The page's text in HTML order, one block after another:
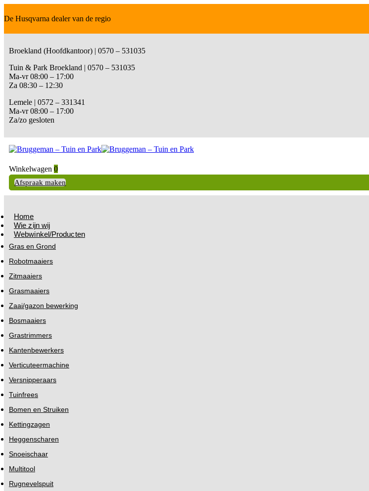
De Husqvarna dealer van de regio
Broekland (Hoofdkantoor) | 0570 – 531035
Tuin & Park Broekland | 0570 – 531035
Ma-vr 08:00 – 17:00
Za 08:30 – 12:30
Lemele | 0572 – 331341
Ma-vr 08:00 – 17:00
Za/zo gesloten
Winkelwagen 0
Afspraak maken
Home
Wie zijn wij
Webwinkel/Producten
Gras en Grond
Robotmaaiers
Zitmaaiers
Grasmaaiers
Zaai/gazon bewerking
Bosmaaiers
Grastrimmers
Kantenbewerkers
Verticuteermachine
Versnipperaars
Tuinfrees
Bomen en Struiken
Kettingzagen
Heggenscharen
Snoeischaar
Multitool
Rugnevelspuit